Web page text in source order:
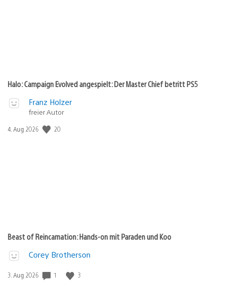
Halo: Campaign Evolved angespielt: Der Master Chief betritt PS5
Franz Holzer
freier Autor
Veröffentlichungsdatum:
4. Aug 2026 20
Beast of Reincarnation: Hands-on mit Paraden und Koo
Corey Brotherson
Veröffentlichungsdatum:
3. Aug 2026 1 3